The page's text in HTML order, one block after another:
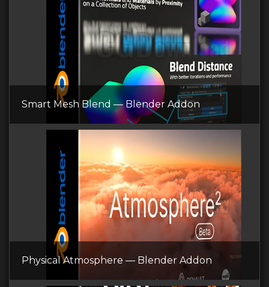
Smart Mesh Blend — Blender Addon
Physical Atmosphere — Blender Addon